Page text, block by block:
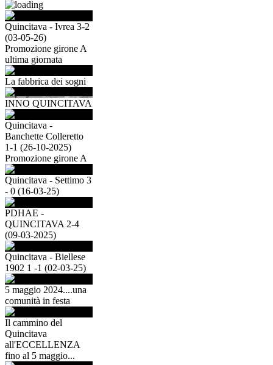
Quincitava - Ivrea 3-2
(03-05-26)
Promozione girone A
ultima giornata
La fabbrica dei sogni
INNO QUINCITAVA
Quincitava -
Banchette Colleretto
1-1 (26-10-2025)
Promozione girone A
Quincitava - Settimo 3
- 0 (16-03-25)
PDHAE -
QUINCITAVA 2-4
(09-03-2025)
Quincitava - Biellese
1902 1 -1 (02-03-25)
5 maggio 2024....una
comunità in festa
Il cammino del
Quincitava
all'ECCELLENZA
fino al 5 maggio...